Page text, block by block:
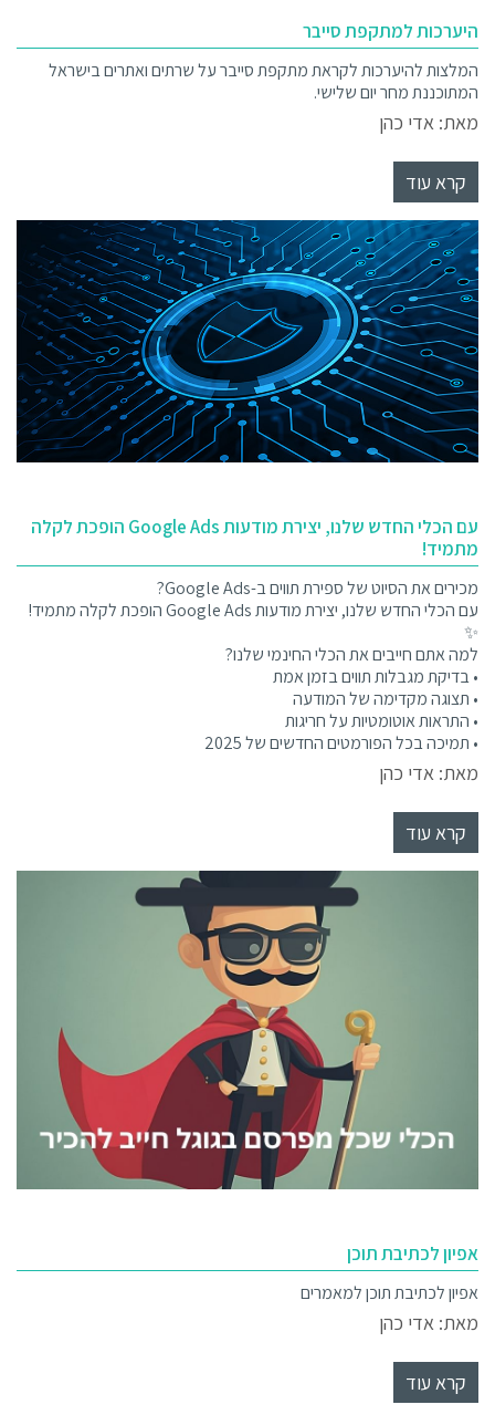
היערכות למתקפת סייבר
המלצות להיערכות לקראת מתקפת סייבר על שרתים ואתרים בישראל
המתוכננת מחר יום שלישי.
מאת: אדי כהן
קרא עוד
עם הכלי החדש שלנו, יצירת מודעות Google Ads הופכת לקלה
מתמיד!
מכירים את הסיוט של ספירת תווים ב-Google Ads?
עם הכלי החדש שלנו, יצירת מודעות Google Ads הופכת לקלה מתמיד!
✨
למה אתם חייבים את הכלי החינמי שלנו?
• בדיקת מגבלות תווים בזמן אמת
• תצוגה מקדימה של המודעה
• התראות אוטומטיות על חריגות
• תמיכה בכל הפורמטים החדשים של 2025
מאת: אדי כהן
קרא עוד
אפיון לכתיבת תוכן
אפיון לכתיבת תוכן למאמרים
מאת: אדי כהן
קרא עוד